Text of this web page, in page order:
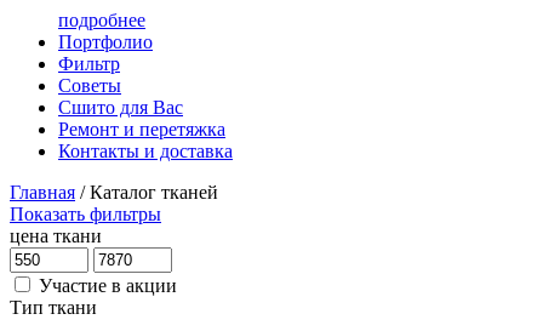
подробнее
Портфолио
Фильтр
Советы
Сшито для Вас
Ремонт и перетяжка
Контакты и доставка
Главная / Каталог тканей
Показать фильтры
цена ткани
Участие в акции
Тип ткани